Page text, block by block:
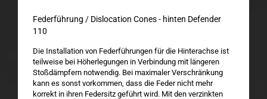
Federführung / Dislocation Cones - hinten Defender
110
Die Installation von Federführungen für die Hinterachse ist
teilweise bei Höherlegungen in Verbindung mit längeren
Stoßdämpfern notwendig. Bei maximaler Verschränkung
kann es sonst vorkommen, dass die Feder nicht mehr
korrekt in ihren Federsitz geführt wird. Mit den verzinkten